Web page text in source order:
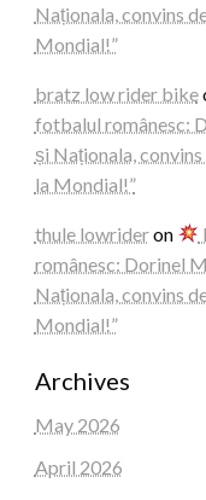
Naționala, convins
Mondial!”
bratz low rider bike
fotbalul românesc:
și Naționala,
la Mondial!”
thule lowrideron
românesc: Dorinel
Naționala, convins
Mondial!”
Archives
May 2026
April 2026